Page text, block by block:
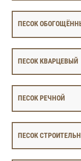
ПЕСОК
ПЕСОК КВАРЦЕВЫЙ
ПЕСОК РЕЧНОЙ
ПЕСОК